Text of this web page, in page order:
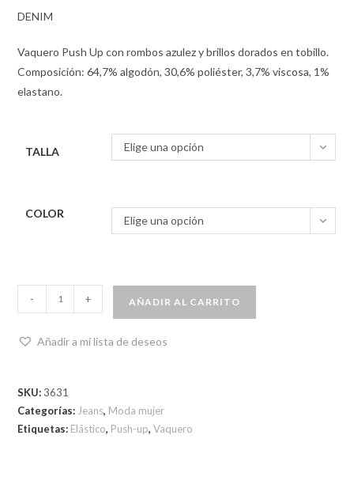
DENIM
Vaquero Push Up con rombos azulez y brillos dorados en tobillo.
Composición: 64,7% algodón, 30,6% poliéster, 3,7% viscosa, 1%
elastano.
TALLA Elige una opción
COLOR
Elige una opción
- + AÑADIR AL CARRITO
Añadir a mi lista de deseos
SKU: 3631
Categorías: Jeans, Moda mujer
Etiquetas: Elástico, Push-up,Vaquero